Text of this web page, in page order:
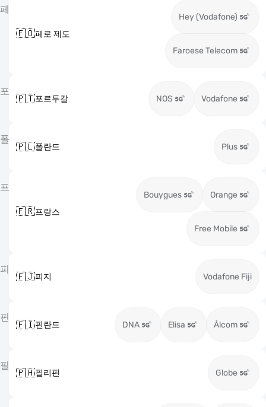
페
🇫🇴페로 제도
Hey (Vodafone)
Faroese Telecom
포
🇵🇹포르투갈 NOS Vodafone
폴
🇵🇱폴란드 Plus
프
🇫🇷프랑스
Bouygues Orange
Free Mobile
피
🇫🇯피지 Vodafone Fiji
핀
🇫🇮핀란드 DNA Elisa Ålcom
필
🇵🇭필리핀 Globe